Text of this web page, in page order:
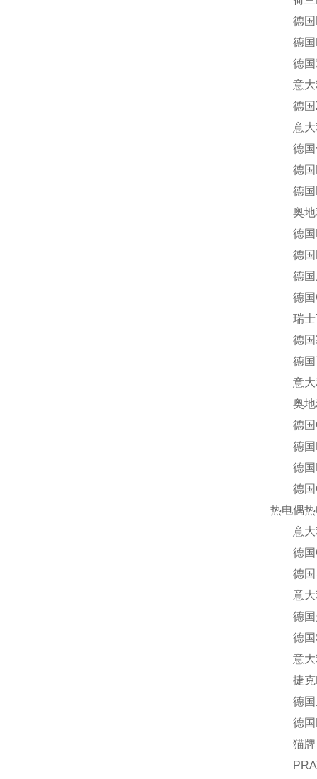
德国
德国
德国雅
意大利
德国Z-
意大利
德国仪
德国
德国
奥地利
德国
德国
德国
德国
瑞士
德国
德国百
意大
奥地利
德国
德国
德国
德国
热电偶
意大利
德国
德国里
意大利
德国曼
德国
意大
捷克
德国威
德国
猫牌